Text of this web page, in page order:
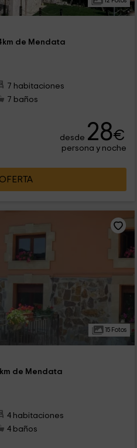
de Mendata
7 habitaciones
7 baños
desde 28€
persona y noche
15 Fotos
de Mendata
4 habitaciones
4 baños